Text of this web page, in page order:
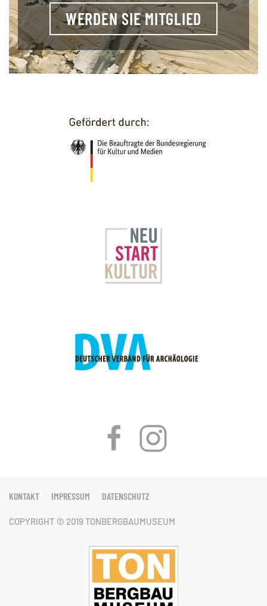
WERDEN SIE MITGLIED
KONTAKT IMPRESSUM DATENSCHUTZ
COPYRIGHT © 2019 TONBERGBAUMUSEUM